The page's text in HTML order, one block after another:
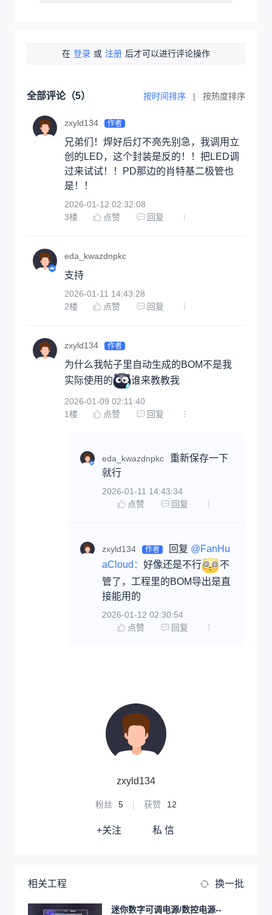
在 登录 或 注册 后才可以进行评论操作
全部评论（5） 按时间排序 | 按热度排序
zxyld134 作者
兄弟们！焊好后灯不亮先别急，我调用立
创的LED，这个封装是反的！！把LED调
过来试试！！PD那边的肖特基二极管也
是！！
2026-01-12 02:32:08
3楼 点赞 回复
eda_kwazdnpkc
支持
2026-01-11 14:43:28
2楼 点赞 回复
zxyld134 作者
为什么我帖子里自动生成的BOM不是我
实际使用的
谁来教教我
2026-01-09 02:11:40
1楼 点赞 回复
eda_kwazdnpkc
重新保存一下
就行
2026-01-11 14:43:34
点赞
回复
zxyld134 作者 回复 @FanHu
aCloud： 好像还是不行
不
管了，工程里的BOM导出是直
接能用的
2026-01-12 02:30:54
点赞
回复
zxyld134
粉丝 5 | 获赞 12
+关注 私 信
相关工程 换一批
迷你数字可调电源/数控电源--